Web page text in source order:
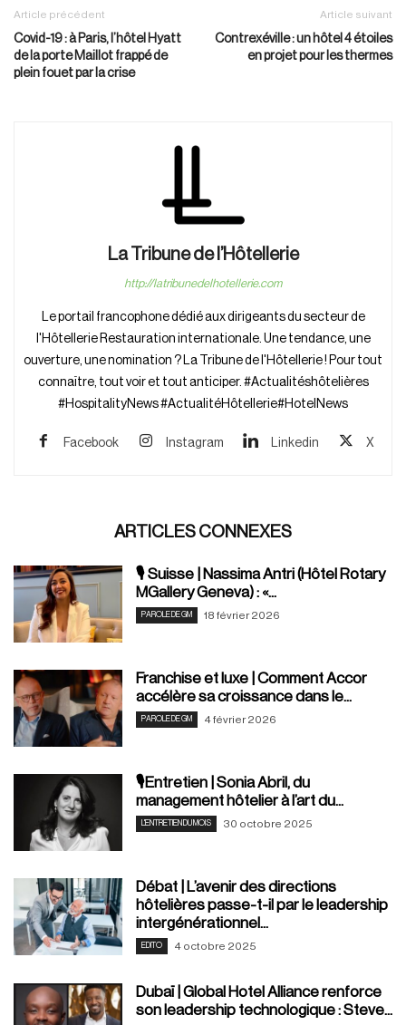
Article précédent
Covid-19 : à Paris, l’hôtel Hyatt
de la porte Maillot frappé de
plein fouet par la crise
Article suivant
Contrexéville : un hôtel 4 étoiles
en projet pour les thermes
La Tribune de l’Hôtellerie
http://latribunedelhotellerie.com
Le portail francophone dédié aux dirigeants du secteur de
l'Hôtellerie Restauration internationale. Une tendance, une
ouverture, une nomination ? La Tribune de l'Hôtellerie ! Pour tout
connaître, tout voir et tout anticiper. #Actualitéshôtelières
#HospitalityNews #ActualitéHôtellerie#HotelNews
Facebook Instagram Linkedin X
ARTICLES CONNEXES
🎙️ Suisse | Nassima Antri (Hôtel Rotary
MGallery Geneva) : «...
PAROLE DE GM 18 février 2026
Franchise et luxe | Comment Accor
accélère sa croissance dans le...
PAROLE DE GM 4 février 2026
🎙️Entretien | Sonia Abril, du
management hôtelier à l’art du...
L'ENTRETIEN DU MOIS 30 octobre 2025
Débat | L’avenir des directions
hôtelières passe-t-il par le leadership
intergénérationnel...
EDITO 4 octobre 2025
Dubaï | Global Hotel Alliance renforce
son leadership technologique : Steve...